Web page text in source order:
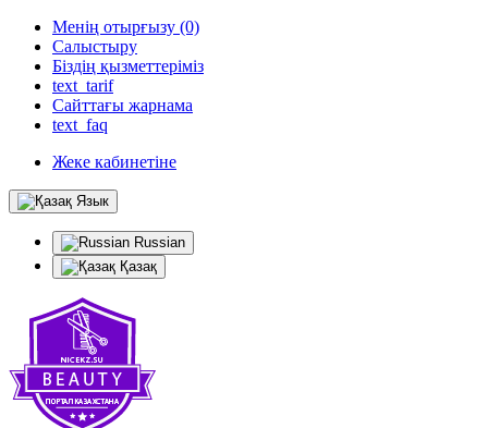
Менің отырғызу (0)
Салыстыру
Біздің қызметтеріміз
text_tarif
Сайттағы жарнама
text_faq
Жеке кабинетіне
Язык
Russian
Қазақ